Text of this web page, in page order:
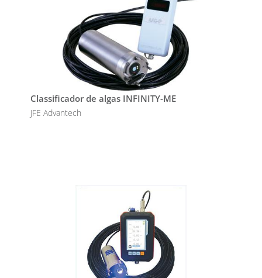
Classificador de algas INFINITY-ME
JFE Advantech